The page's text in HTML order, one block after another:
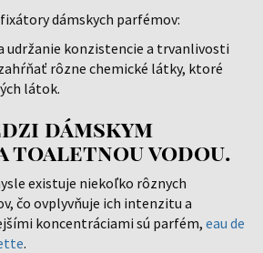
dámskych parfémov:
udržanie konzistencie a trvanlivosti
rôzne chemické látky, ktoré
látok.
dámskym
toaletnou vodou.
existuje niekoľko rôznych
čo ovplyvňuje ich intenzitu a
koncentráciami sú parfém, eau de
.